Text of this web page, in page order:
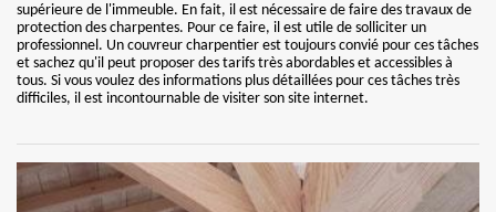
supérieure de l'immeuble. En fait, il est nécessaire de faire des travaux de
protection des charpentes. Pour ce faire, il est utile de solliciter un
professionnel. Un couvreur charpentier est toujours convié pour ces tâches
et sachez qu'il peut proposer des tarifs très abordables et accessibles à
tous. Si vous voulez des informations plus détaillées pour ces tâches très
difficiles, il est incontournable de visiter son site internet.